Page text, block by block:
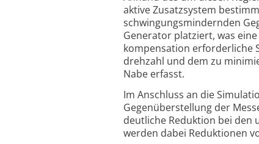
aktive Zusatzsystem
schwingungsmindernden
Generator platziert, was
kompensation erforderliche
drehzahl und dem zu
Nabe erfasst.
Im Anschluss an die
Gegen­über­stellung der
deutliche Reduktion bei den
werden dabei Reduk­tionen